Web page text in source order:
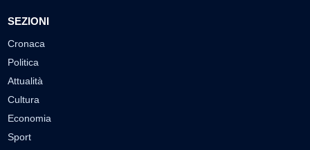
SEZIONI
Cronaca
Politica
Attualità
Cultura
Economia
Sport